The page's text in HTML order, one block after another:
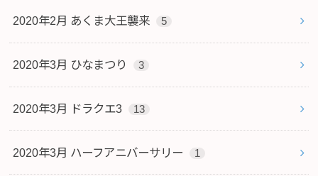
2020年2月 あくま大王襲来 5
2020年3月 ひなまつり 3
2020年3月 ドラクエ3 13
2020年3月 ハーフアニバーサリー 1